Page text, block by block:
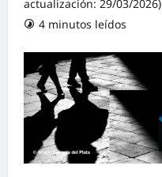
actualización: 29/03/2026)
4 minutos leídos